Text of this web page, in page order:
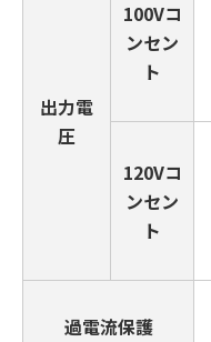
出力電
圧
100Vコ
ンセン
ト
120Vコ
ンセン
ト
過電流保護